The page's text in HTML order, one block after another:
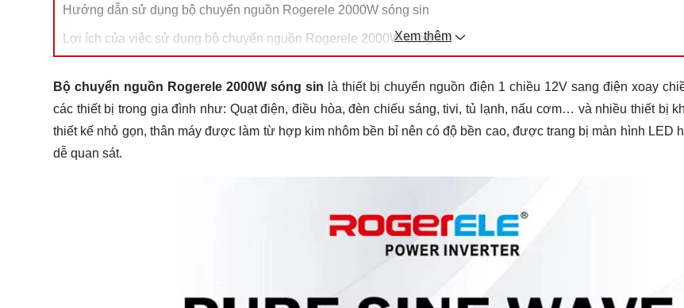
Hướng dẫn sử dụng bộ chuyển nguồn Rogerele 2000W sóng sin
Lợi ích của việc sử dụng bộ chuyển nguồn Rogerele 2000W sóng sin
Xem thêm
Bộ chuyển nguồn Rogerele 2000W sóng sin là thiết bị chuyển nguồn điện 1 chiều 12V sang điện xoay
các thiết bị trong gia đình như: Quạt điện, điều hòa, đèn chiếu sáng, tivi, tủ lạnh, nấu cơm… và nhiều thiết bị
thiết kế nhỏ gọn, thân máy được làm từ hợp kim nhôm bền bỉ nên có độ bền cao, được trang bị màn hình LED
dễ quan sát.